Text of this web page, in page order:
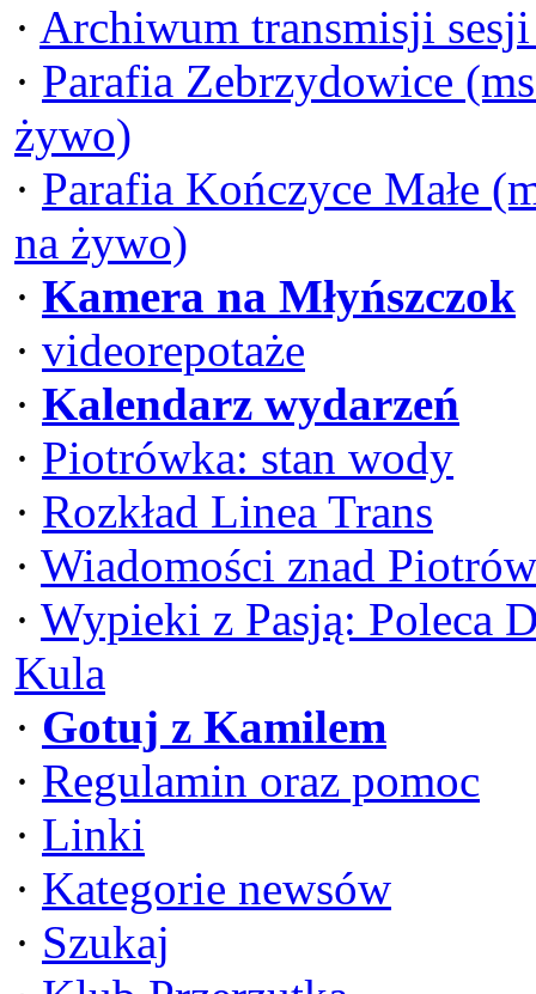
· Archiwum transmisji
· Parafia Zebrzydowice
żywo)
· Parafia Kończyce Małe
na żywo)
· Kamera na Młyńszczok
· videorepotaże
· Kalendarz wydarzeń
· Piotrówka: stan wody
· Rozkład Linea Trans
· Wiadomości znad
· Wypieki z Pasją: Poleca
Kula
· Gotuj z Kamilem
· Regulamin oraz pomoc
· Linki
· Kategorie newsów
· Szukaj